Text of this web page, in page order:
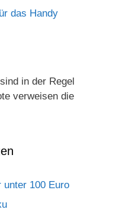
das Handy
in der Regel
verweisen die
unter 100 Euro